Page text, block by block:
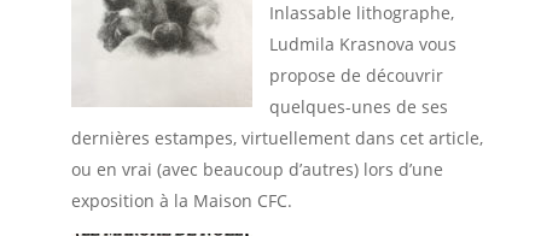
Inlassable lithographe,
Ludmila Krasnova vous
propose de découvrir
quelques-unes de ses
dernières estampes, virtuellement dans cet article,
ou en vrai (avec beaucoup d’autres) lors d’une
exposition à la Maison CFC.